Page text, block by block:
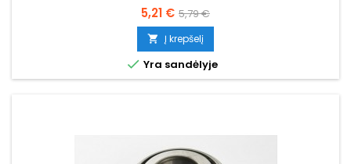
Kaina
5,21 € Bazinė
kaina
5,79 €
 Į krepšelį
 Yra sandėlyje